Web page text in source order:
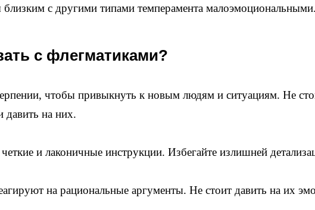
близким с другими типами темперамента
с флегматиками?
чтобы привыкнуть к новым людям и ситуациям. Не
давить на них.
и лаконичные инструкции. Избегайте излишней
на рациональные аргументы. Не стоит давить на их